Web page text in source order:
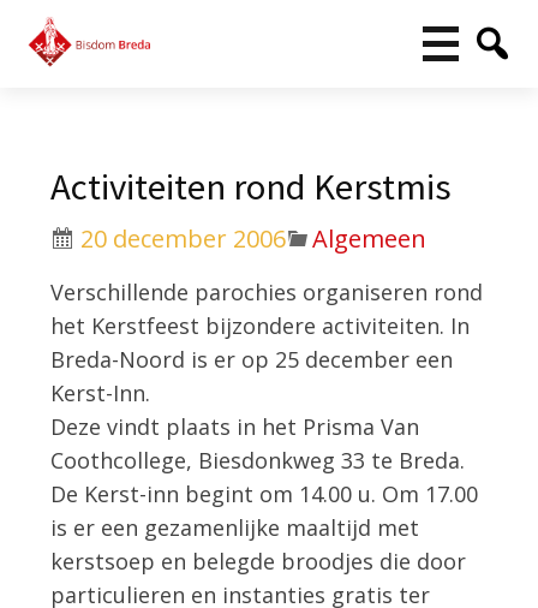
Activiteiten rond Kerstmis
20 december 2006 Algemeen
Verschillende parochies organiseren rond
het Kerstfeest bijzondere activiteiten. In
Breda-Noord is er op 25 december een
Kerst-Inn.
Deze vindt plaats in het Prisma Van
Coothcollege, Biesdonkweg 33 te Breda.
De Kerst-inn begint om 14.00 u. Om 17.00
is er een gezamenlijke maaltijd met
kerstsoep en belegde broodjes die door
particulieren en instanties gratis ter